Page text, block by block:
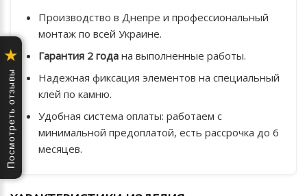
★
Посмотреть отзывы
Производство в Днепре и профессиональный
монтаж по всей Украине.
Гарантия 2 года на выполненные работы.
Надежная фиксация элементов на специальный
клей по камню.
Удобная система оплаты: работаем с
минимальной предоплатой, есть рассрочка до 6
месяцев.